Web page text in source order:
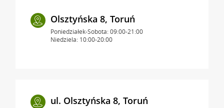
Olsztyńska 8, Toruń
Poniedziałek-Sobota: 09:00-21:00
Niedziela: 10:00-20:00
ul. Olsztyńska 8, Toruń